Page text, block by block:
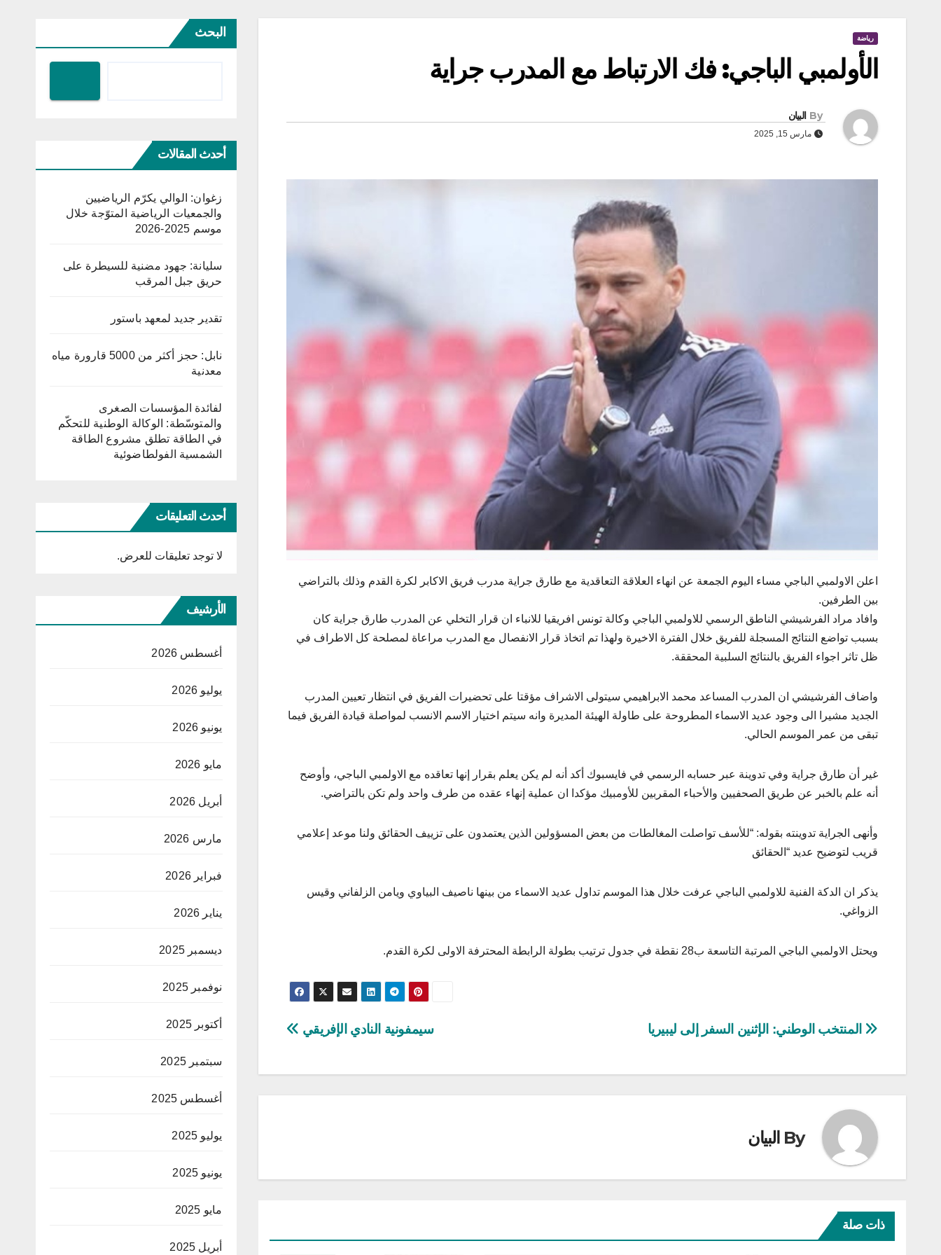
رياضة
الأولمبي الباجي: فك الارتباط مع المدرب جراية
By البيان
مارس 15, 2025
اعلن الاولمبي الباجي مساء اليوم الجمعة عن انهاء العلاقة التعاقدية مع طارق جراية مدرب فريق الاكابر لكرة القدم وذلك بالتراضي
بين الطرفين.
وافاد مراد الفرشيشي الناطق الرسمي للاولمبي الباجي وكالة تونس افريقيا للانباء ان قرار التخلي عن المدرب طارق جراية كان
بسبب تواضع النتائج المسجلة للفريق خلال الفترة الاخيرة ولهذا تم اتخاذ قرار الانفصال مع المدرب مراعاة لمصلحة كل الاطراف في
ظل تاثر اجواء الفريق بالنتائج السلبية المحققة.
واضاف الفرشيشي ان المدرب المساعد محمد الابراهيمي سيتولى الاشراف مؤقتا على تحضيرات الفريق في انتظار تعيين المدرب
الجديد مشيرا الى وجود عديد الاسماء المطروحة على طاولة الهيئة المديرة وانه سيتم اختيار الاسم الانسب لمواصلة قيادة الفريق فيما
تبقى من عمر الموسم الحالي.
غير أن طارق جراية وفي تدوينة عبر حسابه الرسمي في فايسبوك أكد أنه لم يكن يعلم بقرار إنها تعاقده مع الاولمبي الباجي، وأوضح
أنه علم بالخبر عن طريق الصحفيين والأحباء المقربين للأومبيك مؤكدا ان عملية إنهاء عقده من طرف واحد ولم تكن بالتراضي.
وأنهى الجراية تدوينته بقوله: “للأسف تواصلت المغالطات من بعض المسؤولين الذين يعتمدون على تزييف الحقائق ولنا موعد إعلامي
قريب لتوضيح عديد “الحقائق
يذكر ان الدكة الفنية للاولمبي الباجي عرفت خلال هذا الموسم تداول عديد الاسماء من بينها ناصيف البياوي ويامن الزلفاني وقيس
الزواغي.
ويحتل الاولمبي الباجي المرتبة التاسعة ب28 نقطة في جدول ترتيب بطولة الرابطة المحترفة الاولى لكرة القدم.
تصفّح
سيمفونية النادي الإفريقي المنتخب الوطني: الإثنين السفر إلى ليبيريا
By البيان
ذات صلة
البحث
أحدث المقالات
زغوان: الوالي يكرّم الرياضيين
والجمعيات الرياضية المتوّجة خلال
موسم 2025-2026
سليانة: جهود مضنية للسيطرة على
حريق جبل المرقب
تقدير جديد لمعهد باستور
نابل: حجز أكثر من 5000 قارورة مياه
معدنية
لفائدة المؤسسات الصغرى
والمتوسّطة: الوكالة الوطنية للتحكّم
في الطاقة تطلق مشروع الطاقة
الشمسية الفولطاضوئية
أحدث التعليقات
لا توجد تعليقات للعرض.
الأرشيف
أغسطس 2026
يوليو 2026
يونيو 2026
مايو 2026
أبريل 2026
مارس 2026
فبراير 2026
يناير 2026
ديسمبر 2025
نوفمبر 2025
أكتوبر 2025
سبتمبر 2025
أغسطس 2025
يوليو 2025
يونيو 2025
مايو 2025
أبريل 2025